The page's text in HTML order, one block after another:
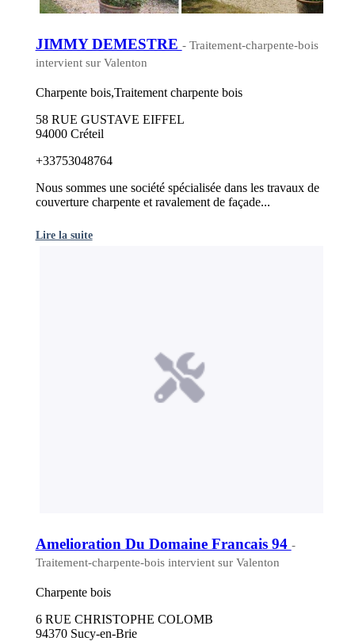
JIMMY DEMESTRE - Traitement-charpente-bois
intervient sur Valenton
Charpente bois,Traitement charpente bois
58 RUE GUSTAVE EIFFEL
94000 Créteil
+33753048764
Nous sommes une société spécialisée dans les travaux de
couverture charpente et ravalement de façade...
Lire la suite
Amelioration Du Domaine Francais 94 -
Traitement-charpente-bois intervient sur Valenton
Charpente bois
6 RUE CHRISTOPHE COLOMB
94370 Sucy-en-Brie